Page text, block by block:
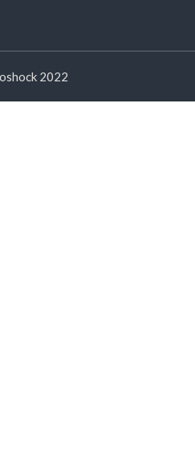
2022